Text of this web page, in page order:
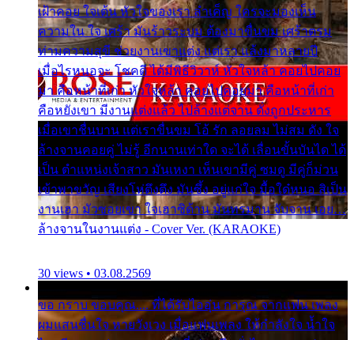
เฝ้าคอย ใจเต้น หัวใจของเรา ลำเค็ญ ใครจะมองเห็น
ความใน ใจ เศร้า มันร้าวระบม ต้องมาขื่นขม เศร้าตรม
ท่ามความสุขี ช่วยงานเขาแต่ง แต่เรา แล้งมาหลายปี
เมื่อไรหนอจะ โชคดี ได้มีพิธีวิวาห์ หัวใจหล้า คอยไปคอย
มา คือหน้าที่เก่า หัวใจหล้า คอยไปคอยมา คือหน้าที่เก่า
คือหยังเขา มีงานแต่งแล้ว ไปล้างแต่จาน ดั่งถูกประหาร
เมื่อเขาชื่นบาน แต่เราขื่นขม โอ้ รัก ลอยลม ไม่สม ดัง ใจ
ล้างจานคอยคู่ ไม่รู้ อีกนานเท่าใด จะได้ เลื่อนขั้นบันได ได้
เป็น ตำแหน่งเจ้าสาว มันเหงา เห็นเขามีคู่ ซมดู มีคู่ก็ม่วน
เข้าพาขวัญ เสียงโห่ตึงตึง มันซึ้ง อยู่แก่ใจ มื้อใด๋หนอ สิเป็น
งานเฮา มัวซอยเขา ใจเฮาซิด้าน มันทรมาน จับจาน เอย…
ล้างจานในงานแต่ง - Cover Ver. (KARAOKE)
30 views • 03.08.2569
ขอ กราบ ขอบคุณ.... ที่ได้รับไออุ่น การุณ จากแฟน เพลง
ผมแสนชื่นใจ หายวังเวง เมื่อแฟนเพลง ให้กำลังใจ น้ำใจ